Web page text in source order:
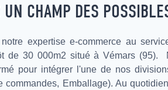
UN CHAMP DES
expertise e-commerce au
de 30 000m2 situé à Vémars (95).
pour intégrer l'une de nos
commandes, Emballage). Au